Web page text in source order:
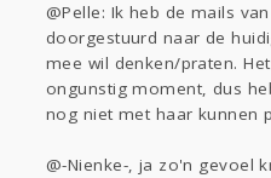
@Pelle: Ik heb de mails
doorgestuurd naar de
mee wil denken/praten.
ongunstig moment, dus
nog niet met haar kunnen
@-Nienke-, ja zo'n gevoel